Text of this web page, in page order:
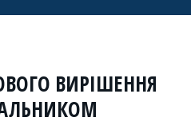
ВИРІШЕННЯ